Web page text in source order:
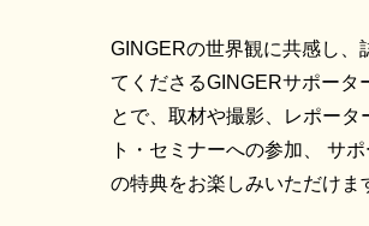
GINGERの世界観に共感し、
てくださるGINGERサポータ
とで、取材や撮影、レポー
ト・セミナーへの参加、 サ
の特典をお楽しみいただけま